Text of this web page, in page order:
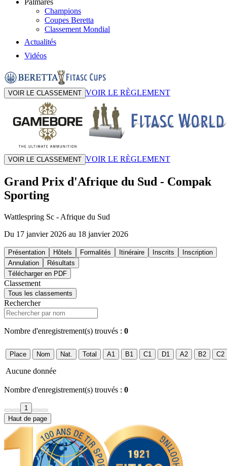
Palmarès
Champions
Coupes Beretta
Classement Mondial
Actualités
Vidéos
VOIR LE CLASSEMENT VOIR LE RÈGLEMENT
VOIR LE CLASSEMENT VOIR LE RÈGLEMENT
Grand Prix d'Afrique du Sud - Compak
Sporting
Wattlespring Sc - Afrique du Sud
Du 17 janvier 2026 au 18 janvier 2026
Présentation Hôtels Formalités Itinéraire Inscrits
Inscription
Annulation
Résultats
Télécharger en PDF
Classement
Tous les classements
Rechercher
Nombre d'enregistrement(s) trouvés : 0
Place Nom Nat. Total A1 B1 C1 D1 A2 B2 C2
Aucune donnée
Nombre d'enregistrement(s) trouvés : 0
1
Haut de page